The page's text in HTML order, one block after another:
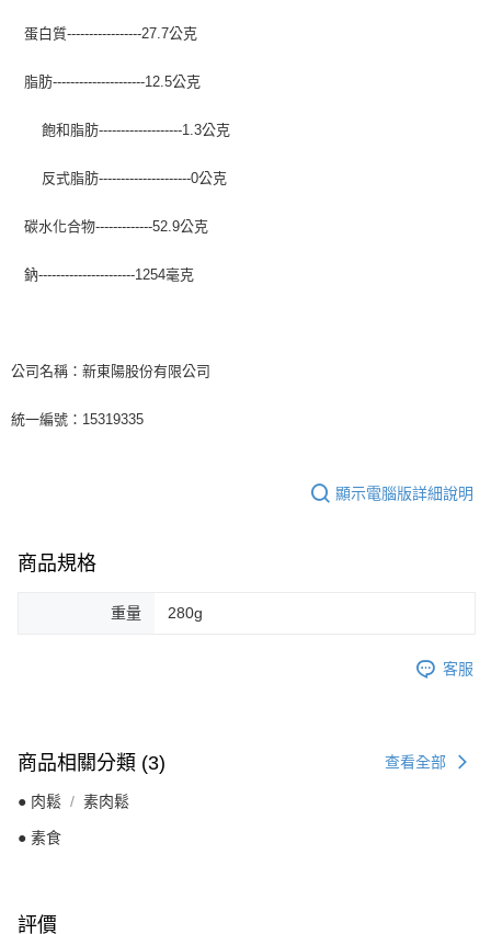
蛋白質-----------------27.7公克
脂肪---------------------12.5公克
飽和脂肪-------------------1.3公克
反式脂肪---------------------0公克
碳水化合物-------------52.9公克
鈉----------------------1254毫克
公司名稱：新東陽股份有限公司
統一編號：15319335
顯示電腦版詳細說明
商品規格
重量 280g
客服
商品相關分類 (3) 查看全部
● 肉鬆 素肉鬆
● 素食
評價